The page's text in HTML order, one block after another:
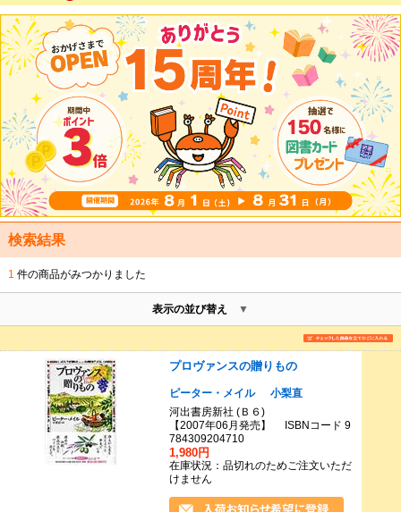
検索結果
1 件の商品がみつかりました
表示の並び替え
プロヴァンスの贈りもの
ピーター・メイル
小梨直
河出書房新社 (Ｂ６)
【2007年06月発売】 ISBNコード 9
784309204710
1,980円
在庫状況：品切れのためご注文いただ
けません